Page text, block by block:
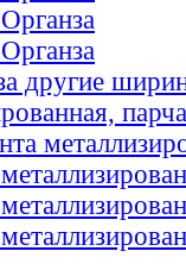
другие
парча